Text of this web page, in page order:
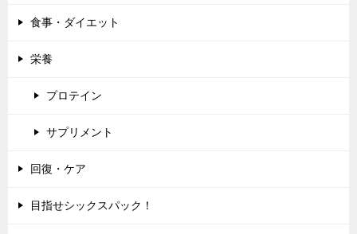
食事・ダイエット
栄養
プロテイン
サプリメント
回復・ケア
目指せシックスパック！